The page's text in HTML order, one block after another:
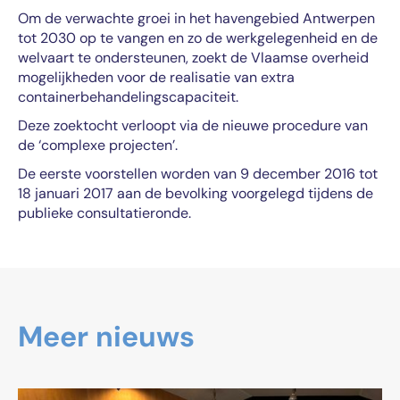
Om de verwachte groei in het havengebied Antwerpen
tot 2030 op te vangen en zo de werkgelegenheid en de
welvaart te ondersteunen, zoekt de Vlaamse overheid
mogelijkheden voor de realisatie van extra
containerbehandelingscapaciteit.
Deze zoektocht verloopt via de nieuwe procedure van
de ‘complexe projecten’.
De eerste voorstellen worden van 9 december 2016 tot
18 januari 2017 aan de bevolking voorgelegd tijdens de
publieke consultatieronde.
Meer nieuws